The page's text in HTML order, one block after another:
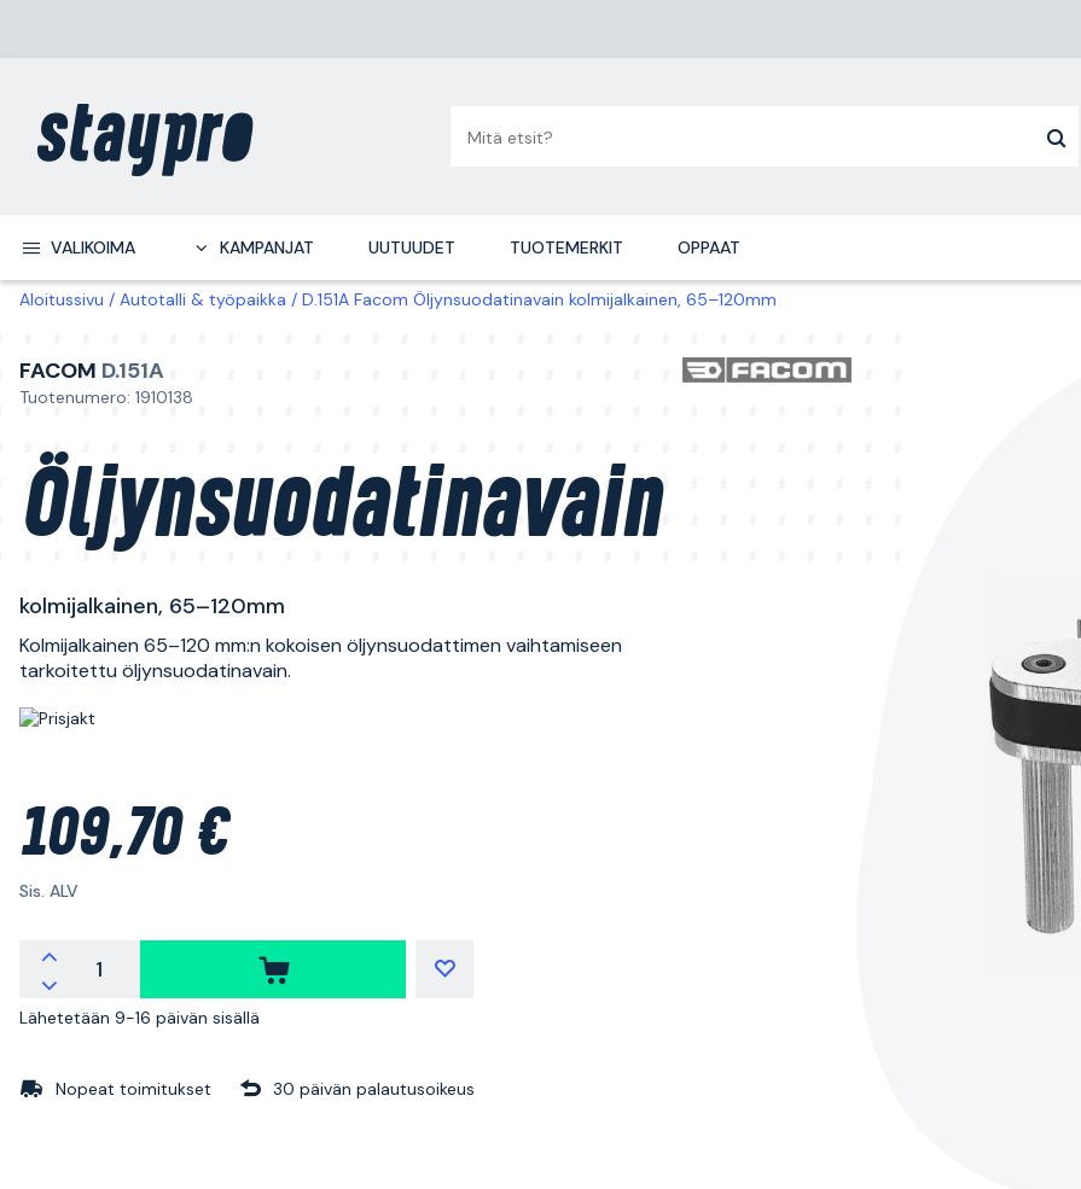
VALIKOIMA KAMPANJAT UUTUUDET TUOTEMERKIT OPPAAT
Aloitussivu Autotalli & työpaikka D.151A Facom Öljynsuodatinavain kolmijalkainen, 65–120mm
FACOM D.151A
Tuotenumero: 1910138
Öljynsuodatinavain
kolmijalkainen, 65–120mm
Kolmijalkainen 65–120 mm:n kokoisen öljynsuodattimen vaihtamiseen
tarkoitettu öljynsuodatinavain.
109,70 €
Sis. ALV
Lähetetään 9-16 päivän sisällä
Nopeat toimitukset 30 päivän palautusoikeus